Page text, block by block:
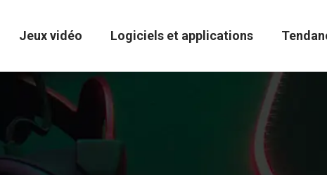
Jeux vidéo Logiciels et applications